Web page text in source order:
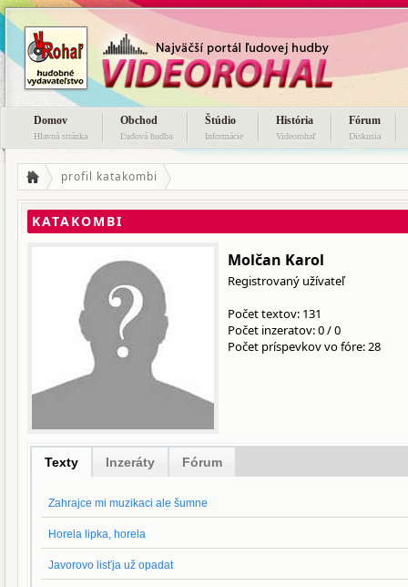
Domov
Hlavná stránka
Obchod
Ľudová hudba
Štúdio
Informácie
História
Videorohaľ
Fórum
Diskusia
profil katakombi
KATAKOMBI
Molčan Karol
Registrovaný užívateľ
Počet textov: 131
Počet inzeratov:0/0
Počet príspevkov vo fóre: 28
Texty Inzeráty Fórum
Zahrajce mi muzikaci ale šumne
Horela lipka, horela
Javorovo lisťja už opadat